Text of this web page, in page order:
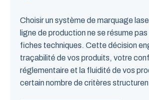
Choisir un système de marquage
ligne de production ne se résume
fiches techniques. Cette décision
traçabilité de vos produits, votre
réglementaire et la fluidité de vos
certain nombre de critères